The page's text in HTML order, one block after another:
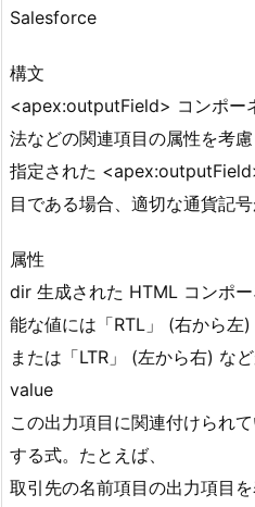
Salesforce
構文
<apex:outputField> コンポー
法などの関連項目の属性を考慮
指定された
目である場合、適切な通貨記号
属性
dir 生成された HTML コンポ
能な値には「RTL」 (右から左)
または「LTR」 (左から右) など
value
この出力項目に関連付けられ
する式。たとえば、
取引先の名前項目の出力項目